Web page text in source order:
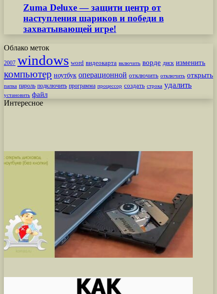
Zuma Deluxe — защити центр от
наступления шариков и победи в
захватывающей игре!
Облако меток
2007 windows word видеокарта включить ворде диск изменить
компьютер ноутбук операционной отключить отключить открыть
папка пароль подключить программа процессор создать строка удалить
установить файл
Интересное